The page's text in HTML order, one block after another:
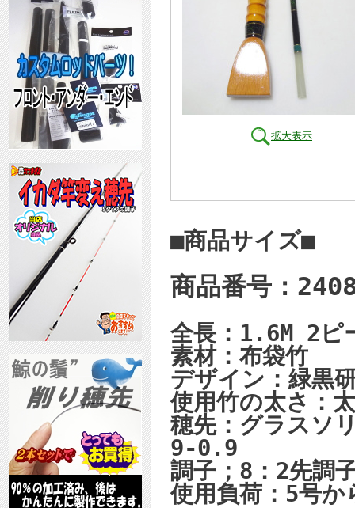
拡大表示
■商品サイズ■
商品番号：
全長：1.6M 2ピ
素材：布袋竹
デザイン：緑黒
使用竹の太さ：
穂先：グラスソ
9-0.9
調子；8：2先調
使用負荷：5号か